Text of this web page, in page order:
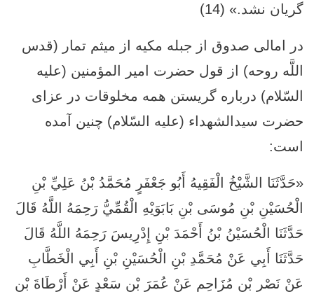
گريان نشد.» (14)
در امالی صدوق از جبله مكيه از ميثم تمار (قدس
اللَّه روحه) از قول حضرت امير المؤمنين (علیه
السّلام) درباره گریستن همه مخلوقات در عزای
حضرت سیدالشهداء (علیه السّلام) چنین آمده
است:
«حَدَّثَنَا الشَّيْخُ الْفَقِيهُ أَبُو جَعْفَرٍ مُحَمَّدُ بْنُ عَلِيِّ بْنِ
الْحُسَيْنِ بْنِ مُوسَى بْنِ بَابَوَيْهِ الْقُمِّيُّ رَحِمَهُ اللَّهُ قَالَ
حَدَّثَنَا الْحُسَيْنُ بْنُ أَحْمَدَ بْنِ إِدْرِيسَ رَحِمَهُ اللَّهُ قَالَ
حَدَّثَنَا أَبِي عَنْ مُحَمَّدِ بْنِ الْحُسَيْنِ بْنِ أَبِي الْخَطَّابِ
عَنْ نَصْرِ بْنِ مُزَاحِمٍ عَنْ عُمَرَ بْنِ سَعْدٍ عَنْ أَرْطَاةَ بْنِ